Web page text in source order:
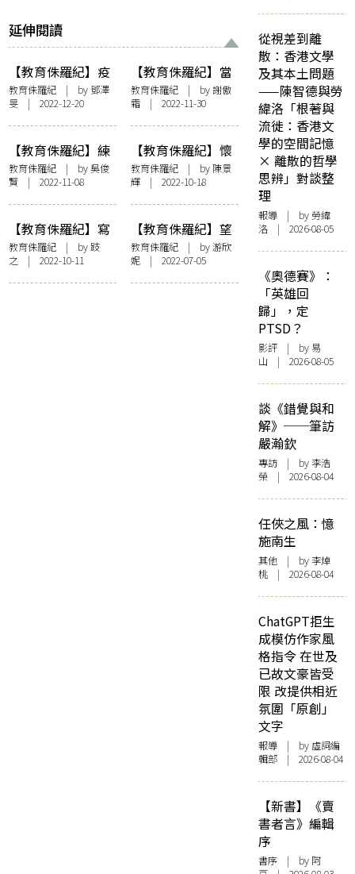
延伸閱讀
【教育侏羅紀】疫
境波——笑中有淚
教育侏羅紀 | by 鄧澤
旻 | 2022-12-20
【教育侏羅紀】當
孩子問：「甚麼是
生命？」
教育侏羅紀| by謝傲
霜| 2022-11-30
【教育侏羅紀】練
筆
教育侏羅紀 | by吳俊
賢 | 2022-11-08
【教育侏羅紀】懷
著感激之情，翻閱
楊Sir新作《帶個腦
返學》
教育侏羅紀| by 陳景
輝 | 2022-10-18
【教育侏羅紀】寫
字和造句：「正
寫」如何令小學生
不喜歡學中文？
教育侏羅紀 | by跂
之 | 2022-10-11
【教育侏羅紀】望
子成龍的家族重任
教育侏羅紀| by 游欣
妮 | 2022-07-05
從視差到離
散：香港文學
及其本土問題
——陳智德與勞
緯洛「根著與
流徙：香港文
學的空間記憶
× 離散的哲學
思辨」對談整
理
報導 | by 勞緯
洛 | 2026-08-05
《奧德賽》：
「英雄回
歸」，定
PTSD？
影評 | by 易
山 | 2026-08-05
談《錯覺與和
解》──筆訪
嚴瀚欽
專訪 | by 李浩
榮 | 2026-08-04
任俠之風：憶
施南生
其他 | by 李焯
桃 | 2026-08-04
ChatGPT拒生
成模仿作家風
格指令 在世及
已故文豪皆受
限 改提供相近
氛圍「原創」
文字
報導 | by 虛詞編
輯部 | 2026-08-04
【新書】《賣
書者言》編輯
序
書序 | by 阿